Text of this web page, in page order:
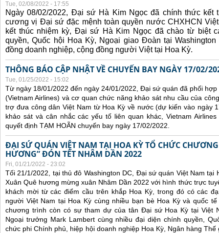
Tue, 02/08/2022 - 17:55
Ngày 08/02/2022, Đại sứ Hà Kim Ngọc đã chính thức kết
cương vị Đại sứ đặc mệnh toàn quyền nước CHXHCN
kết thúc nhiệm kỳ, Đại sứ Hà Kim Ngọc đã chào từ biệt
quyền, Quốc hội Hoa Kỳ, Ngoại giao Đoàn tại
đồng doanh nghiệp, cộng đồng người Việt tại Hoa Kỳ.
THÔNG BÁO CẬP NHẬT VỀ CHUYẾN BAY NGÀY 17/02/
Tue, 01/25/2022 - 15:02
Từ ngày 18/01/2022 đến ngày 24/01/2022, Đại sứ quán đã phối
(Vietnam Airlines) và cơ quan chức năng khảo sát nhu cầu của
trợ đưa công dân Việt Nam từ Hoa Kỳ về nước (dự kiến vào ngày
khảo sát và cân nhắc các yếu tố liên quan khác, Vietnam
quyết định TẠM HOÃN chuyến bay ngày 17/02/2022.
ĐẠI SỨ QUÁN VIỆT NAM TẠI HOA KỲ TỔ CHỨC
HƯƠNG” ĐÓN TẾT NHÂM DẦN 2022
Fri, 01/21/2022 - 23:02
Tối 21/1/2022, tại thủ đô Washington DC, Đại sứ quán Việt Nam
Xuân Quê hương mừng xuân Nhâm Dần 2022 với hình thức trực
khách mời từ các điểm cầu trên khắp Hoa Kỳ, trong đó có các
người Việt Nam tại Hoa Kỳ cùng nhiều bạn bè Hoa Kỳ và quốc
chương trình còn có sự tham dự của tân Đại sứ Hoa Kỳ tại Việt
Ngoại trưởng Mark Lambert cùng nhiều đại diện chính quyền,
chức phi Chính phủ, hiệp hội doanh nghiệp Hoa Kỳ, Ngân hàng